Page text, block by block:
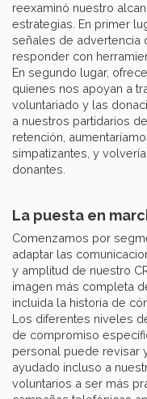
reexaminó nuestro
estrategias. En primer
señales de advertencia
responder con
En segundo lugar,
quienes nos apoyan a
voluntariado y las
a nuestros partidarios
retención,
simpatizantes, y
donantes.
La puesta en
Comenzamos por
adaptar las
y amplitud de nuestro
imagen más completa
incluida la historia de
Los diferentes niveles
de compromiso
personal puede revisar
ayudado incluso a
voluntarios a ser más